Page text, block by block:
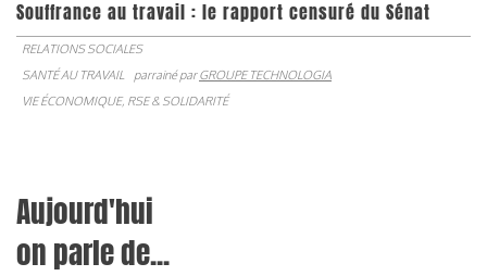
Souffrance au travail : le rapport censuré du Sénat
RELATIONS SOCIALES
SANTÉ AU TRAVAIL
parrainé parGROUPE TECHNOLOGIA
VIE ÉCONOMIQUE, RSE & SOLIDARITÉ
Aujourd'hui
on parle de...